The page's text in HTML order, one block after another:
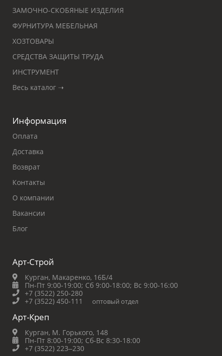
ЗАМОЧНО-СКОБЯНЫЕ ИЗДЕЛИЯ
ФУРНИТУРА МЕБЕЛЬНАЯ
ХОЗТОВАРЫ
СРЕДСТВА ЗАЩИТЫ ТРУДА
ИНСТРУМЕНТ
Весь каталог ➝
Информация
Оплата
Доставка
Возврат
Контакты
О компании
Вакансии
Блог
Арт-Строй
Курган, Макаренко, 16Б/4
Пн-Пт 9:00-19:00; Сб 9:00-18:00; Вс 9:00-16:00
+7 (3522) 250-280
+7 (3522) 450-111
оптовый отдел
Арт-Креп
Курган, М. Горького, 148
Пн-Пт 8:00-19:00; Сб-Вс 8:30-18:00
+7 (3522) 223‒230